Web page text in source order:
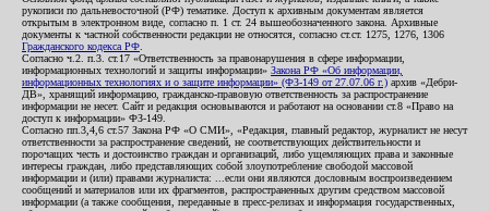
рукописи по дальневосточной (РФ) тематике. Доступ к архивным документам является
открытым в электронном виде, согласно п. 1 ст. 24 вышеобозначенного закона. Архивные
документы к частной собственности редакции не относятся, согласно ст.ст. 1275, 1276, 1306
Гражданского кодекса РФ
Согласно ч.2. п.3. ст.17 «Ответственность за правонарушения в сфере информации,
информационных технологий и защиты информации» Закона РФ «Об информации,
информационных технологиях и о защите информации» (ФЗ-149 от 27.07.06 г.) архив «Дебри-
ДВ», хранящий информацию, гражданско-правовую ответственность за распространение
информации не несет. Сайт и редакция основываются и работают на основании ст.8 «Право на
доступ к информации» ФЗ-149.
Согласно пп.3,4,6 ст.57 Закона РФ «О СМИ», «Редакция, главный редактор, журналист не несут
ответственности за распространение сведений, не соответствующих действительности и
порочащих честь и достоинство граждан и организаций, либо ущемляющих права и законные
интересы граждан, либо представляющих собой злоупотребление свободой массовой
информации и (или) правами журналиста: ...если они являются дословным воспроизведением
сообщений и материалов или их фрагментов, распространенных другим средством массовой
информации (а также сообщения, переданные в пресс-релизах и информация государственных,